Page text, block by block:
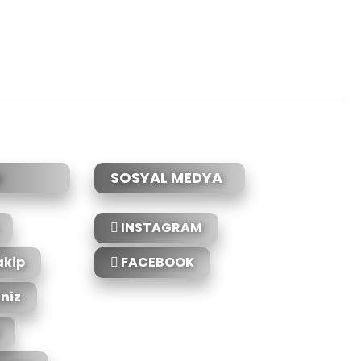
SOSYAL MEDYA
INSTAGRAM
FACEBOOK